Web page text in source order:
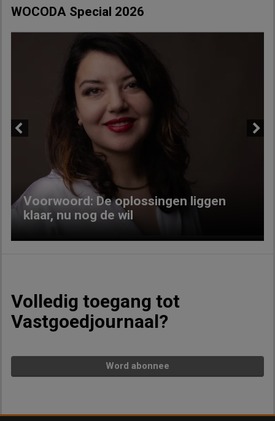
WOCODA Special 2026
Voorwoord: De oplossingen liggen
klaar, nu nog de wil
Volledig toegang tot
Vastgoedjournaal?
Word abonnee